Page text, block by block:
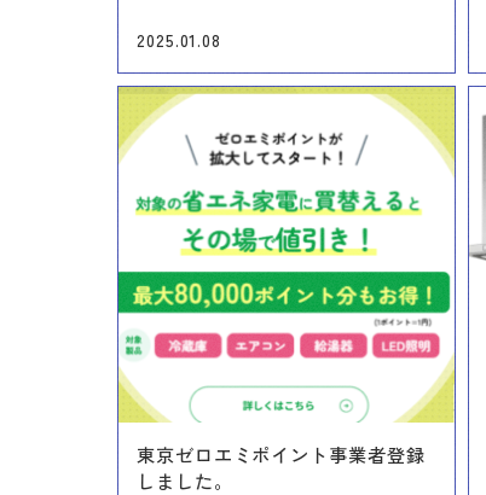
2025.01.08
東京ゼロエミポイント事業者登録
しました。